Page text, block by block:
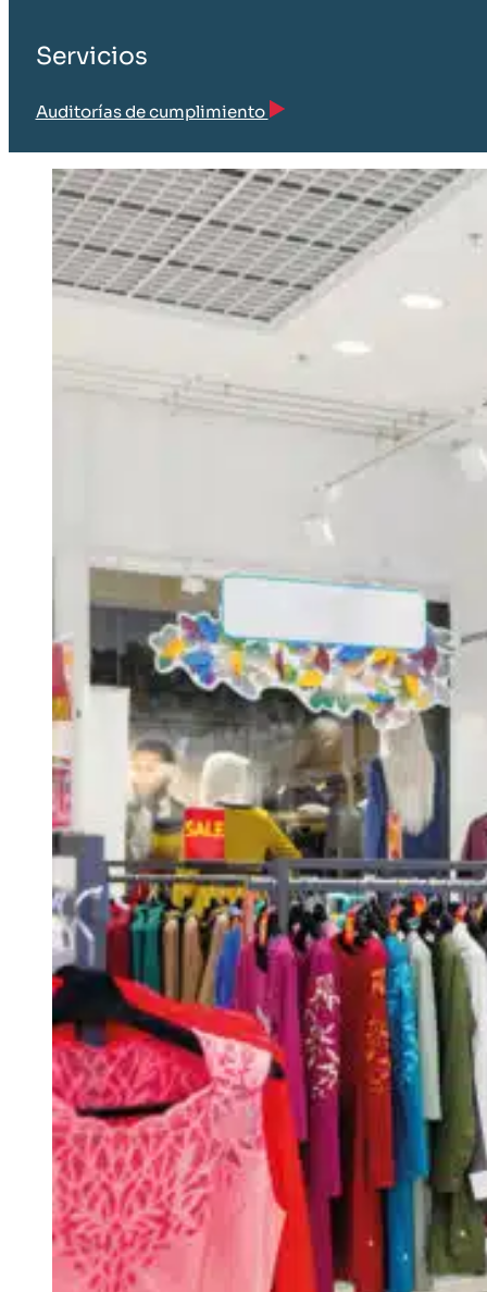
Servicios
Auditorías de cumplimiento